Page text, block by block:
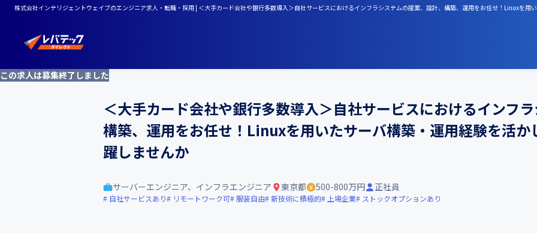
株式会社インテリジェントウェイブのエンジニア求人・転職・採用 | ＜大手カード会社や銀行多数導入＞自社サービスにおけるインフラシステムの提案、設計、構築、運用をお任せ！Linuxを
この求人は募集終了しました
＜大手カード会社や銀行多数導入＞自社サービスにおけるインフラ
構築、運用をお任せ！Linuxを用いたサーバ構築・運用経験を活か
躍しませんか
サーバーエンジニア、インフラエンジニア 東京都 500-800万円 正社員
自社サービスあり リモートワーク可 服装自由 新技術に積極的 上場企業 ストックオプションあり